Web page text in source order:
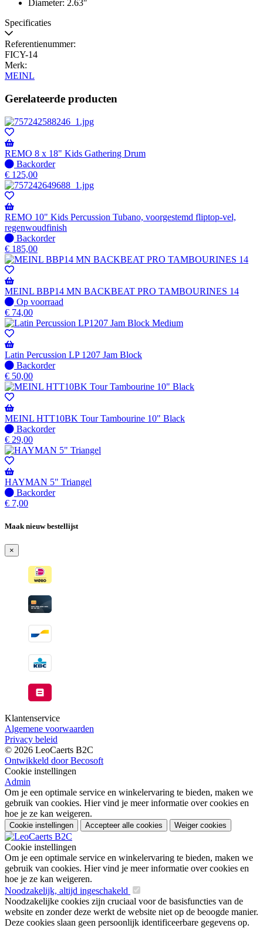
Diameter: 2.63″
Specificaties
Referentienummer:
FICY-14
Merk:
MEINL
Gerelateerde producten
REMO 8 x 18" Kids Gathering Drum
Niet
op
voorraad
-
Wordt
verzonden
wanneer
beschikbaar
Backorder
€ 125,00
REMO 10" Kids Percussion Tubano, voorgestemd fliptop-vel,
regenwoudfinish
Niet
op
voorraad
-
Wordt
verzonden
wanneer
beschikbaar
Backorder
€ 185,00
MEINL BBP14 MN BACKBEAT PRO TAMBOURINES 14
Op
voorraad
Op voorraad
€ 74,00
Latin Percussion LP 1207 Jam Block
Niet
op
voorraad
-
Wordt
verzonden
wanneer
beschikbaar
Backorder
€ 50,00
MEINL HTT10BK Tour Tambourine 10" Black
Niet
op
voorraad
-
Wordt
verzonden
wanneer
beschikbaar
Backorder
€ 29,00
HAYMAN 5" Triangel
Niet
op
-
verzonden
wanneer
beschikbaar
Backorder
€ 7,00
Maak nieuw bestellijst
×
Klantenservice
Algemene voorwaarden
Privacy beleid
© 2026 LeoCaerts B2C
Ontwikkeld door Becosoft
Cookie instellingen
Admin
Om je een optimale service en winkelervaring te bieden, maken we
gebruik van cookies. Hier vind je meer informatie over cookies en
hoe je ze kan weigeren.
Cookie instellingen Accepteer alle cookies Weiger cookies
Cookie instellingen
Om je een optimale service en winkelervaring te bieden, maken we
gebruik van cookies. Hier vind je meer informatie over cookies en
hoe je ze kan weigeren.
Noodzakelijk, altijd ingeschakeld
Noodzakelijke cookies zijn cruciaal voor de basisfuncties van de
website en zonder deze werkt de website niet op de beoogde manier.
Deze cookies slaan geen persoonlijk identificeerbare gegevens op.